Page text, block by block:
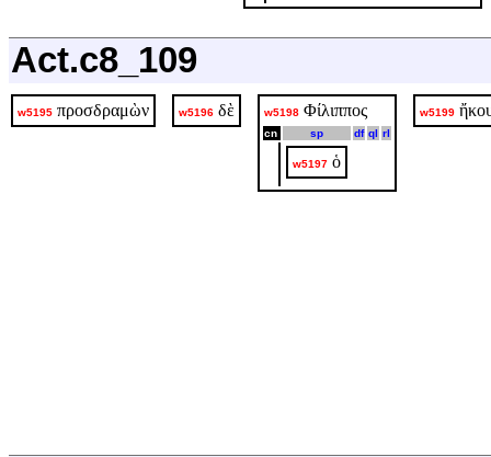
Act.c8_109
w5195 προσδραμὼν w5196 δὲ w5198 Φίλιππος
cn sp df ql rl
w5197 ὁ
w5199